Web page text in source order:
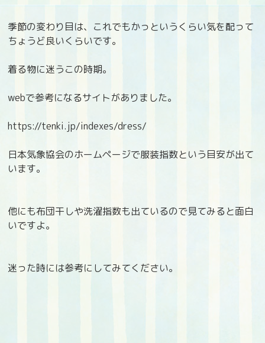
季節の変わり目は、これでもかっというくらい気を配って
ちょうど良いくらいです。
着る物に迷うこの時期。
webで参考になるサイトがありました。
https://tenki.jp/indexes/dress/
日本気象協会のホームページで服装指数という目安が出て
います。
他にも布団干しや洗濯指数も出ているので見てみると面白
いですよ。
迷った時には参考にしてみてください。